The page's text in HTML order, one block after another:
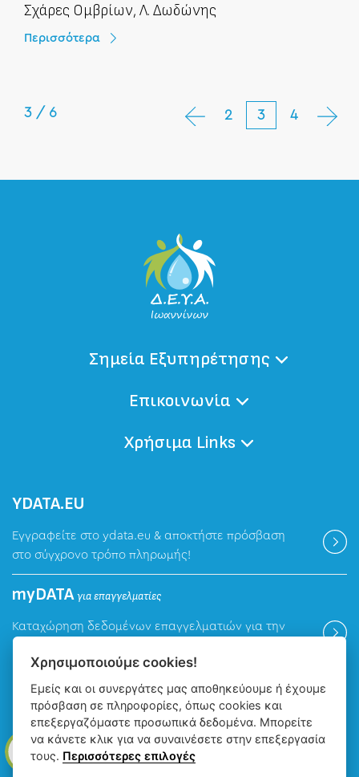
Σχάρες Ομβρίων, Λ. Δωδώνης
Περισσότερα
3 / 6 2 3 4
Σημεία Εξυπηρέτησης
Επικοινωνία
Χρήσιμα Links
ΥDATA.EU
Εγγραφείτε στο ydata.eu & αποκτήστε πρόσβαση
στο σύγχρονο τρόπο πληρωμής!
myDATAγια επαγγελματίες
Καταχώρηση δεδομένων επαγγελματιών για την
Βρείτε μας
Χρησιμοποιούμε cookies!
Εμείς και οι συνεργάτες μας αποθηκεύουμε ή έχουμε
πρόσβαση σε πληροφορίες, όπως cookies και
επεξεργαζόμαστε προσωπικά δεδομένα. Μπορείτε
να κάνετε κλικ για να συναινέσετε στην επεξεργασία
τους. Περισσότερες επιλογές